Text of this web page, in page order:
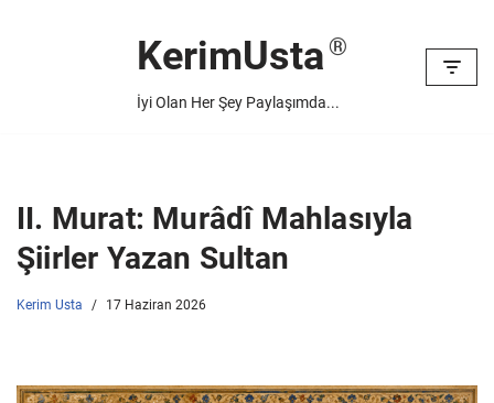
KerimUsta
İyi Olan Her Şey Paylaşımda...
II. Murat: Murâdî Mahlasıyla
Şiirler Yazan Sultan
Kerim Usta 17 Haziran 2026